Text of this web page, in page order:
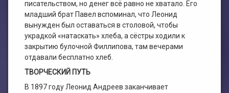
писательством, но денег всё равно не хватало. Его
младший брат Павел вспоминал, что Леонид
вынужден был оставаться в столовой, чтобы
украдкой «натаскать» хлеба, а сёстры ходили к
закрытию булочной Филлипова, там вечерами
отдавали бесплатно хлеб.
ТВОРЧЕСКИЙ ПУТЬ
В 1897 году Леонид Андреев заканчивает